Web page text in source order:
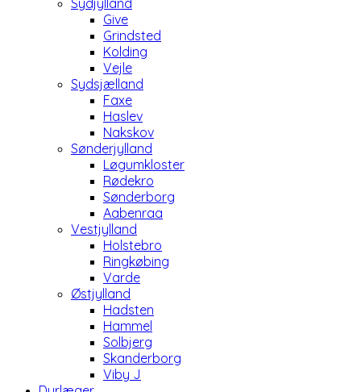
Sydjylland
Give
Grindsted
Kolding
Vejle
Sydsjælland
Faxe
Haslev
Nakskov
Sønderjylland
Løgumkloster
Rødekro
Sønderborg
Aabenraa
Vestjylland
Holstebro
Ringkøbing
Varde
Østjylland
Hadsten
Hammel
Solbjerg
Skanderborg
Viby J